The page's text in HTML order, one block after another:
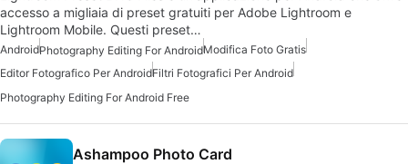
accesso a migliaia di preset gratuiti per Adobe Lightroom e
Lightroom Mobile. Questi preset…
AndroidPhotography Editing For AndroidModifica Foto Gratis
Editor Fotografico Per AndroidFiltri Fotografici Per Android
Photography Editing For Android Free
Ashampoo Photo Card